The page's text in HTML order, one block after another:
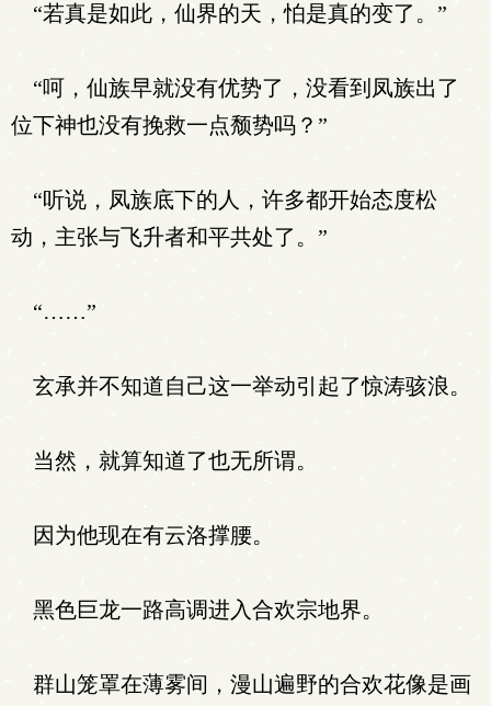
“若真是如此，仙界的天，怕是真的变了。”
“呵，仙族早就没有优势了，没看到凤族出了
位下神也没有挽救一点颓势吗？”
“听说，凤族底下的人，许多都开始态度松
动，主张与飞升者和平共处了。”
“……”
玄承并不知道自己这一举动引起了惊涛骇浪。
当然，就算知道了也无所谓。
因为他现在有云洛撑腰。
黑色巨龙一路高调进入合欢宗地界。
群山笼罩在薄雾间，漫山遍野的合欢花像是画